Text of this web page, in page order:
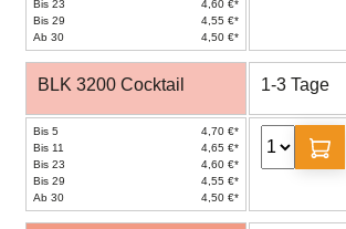
Bis 23
4,60 €*
Bis 29
4,55 €*
Ab 30
4,50 €*
BLK 3200 Cocktail 1-3 Tage
Bis 5
4,70 €*
Bis 11
4,65 €*
Bis 23
4,60 €*
Bis 29
4,55 €*
Ab 30
4,50 €*